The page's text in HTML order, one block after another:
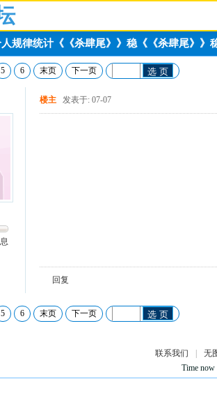
规律统计《《杀肆尾》》稳《《杀肆尾》》
5 6 末页 下一页 选 页
楼主 发表于: 07-07
回复
5 6 末页 下一页 选 页
联系我们
无
Time now